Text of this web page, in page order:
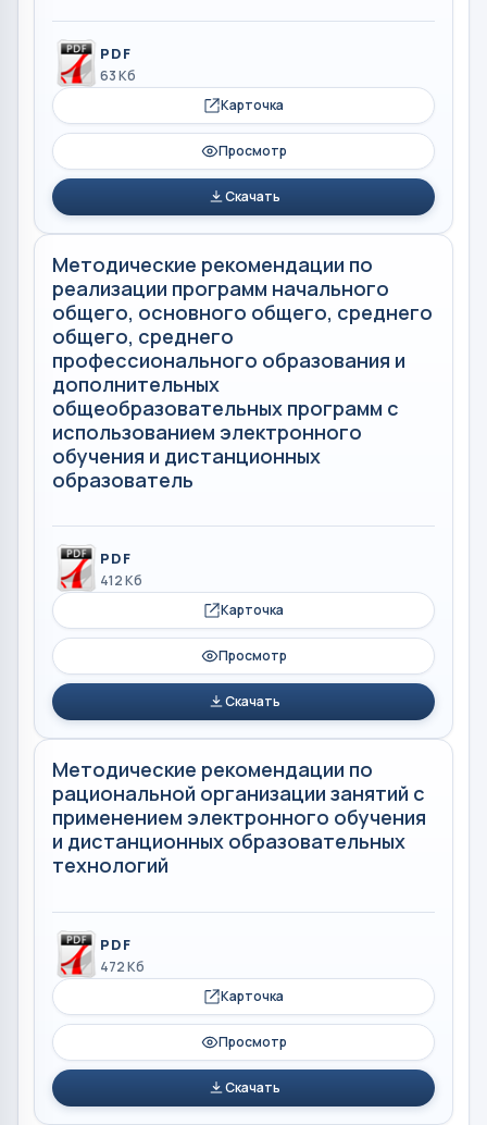
PDF
63 Кб
Карточка
Просмотр
Скачать
Методические рекомендации по
реализации программ начального
общего, основного общего, среднего
общего, среднего
профессионального образования и
дополнительных
общеобразовательных программ с
использованием электронного
обучения и дистанционных
образователь
PDF
412 Кб
Карточка
Просмотр
Скачать
Методические рекомендации по
рациональной организации занятий с
применением электронного обучения
и дистанционных образовательных
технологий
PDF
472 Кб
Карточка
Просмотр
Скачать